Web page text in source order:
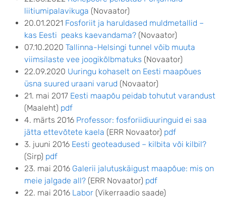
liitiumipalavikuga (Novaator)
20.01.2021 Fosforiit ja haruldased muldmetallid –
kas Eesti peaks kaevandama? (Novaator)
07.10.2020 Tallinna-Helsingi tunnel võib muuta
viimsilaste vee joogikõlbmatuks (Novaator)
22.09.2020 Uuringu kohaselt on Eesti maapõues
üsna suured uraani varud (Novaator)
21. mai 2017 Eesti maapõu peidab tohutut varandust
(Maaleht) pdf
4. märts 2016 Professor: fosforiidiuuringuid ei saa
jätta ettevõtete kaela (ERR Novaator) pdf
3. juuni 2016 Eesti geoteadused – kilbita või kilbil?
(Sirp) pdf
23. mai 2016 Galerii jalutuskäigust maapõue: mis on
meie jalgade all? (ERR Novaator) pdf
22. mai 2016 Labor (Vikerraadio saade)